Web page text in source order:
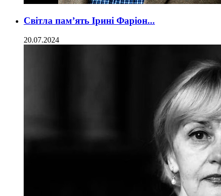
Світла пам’ять Ірині Фаріон...
20.07.2024